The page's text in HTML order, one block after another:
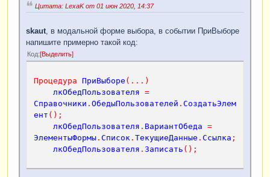
Цитата: LexaK от 01 июн 2020, 14:37
skaut, в модальной форме выбора, в событии ПриВыборе
напишите примерно такой код:
Код Выделить
Процедура ПриВыборе (...)
лкОбедПользователя =
Справочники . ОбедыПользователей . СоздатьЭлем
ент ();
лкОбедПользователя . ВариантОбеда =
ЭлементыФормы . Список . ТекущиеДанные . Ссылка ;
лкОбедПользователя . Записать ();